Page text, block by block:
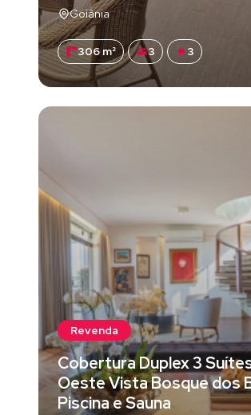
Goiânia
306 m² 3 3
Revenda
Cobertura Duplex 3
Oeste Vista Bosque dos
Piscina e Sauna